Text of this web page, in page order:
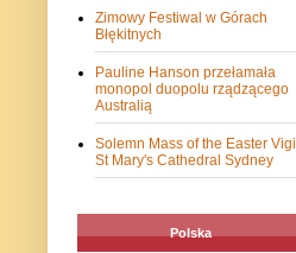
Zimowy Festiwal w Górach
Błękitnych
Pauline Hanson przełamała
monopol duopolu rządzącego
Australią
Solemn Mass of the Easter Vigil
St Mary's Cathedral Sydney
Polska